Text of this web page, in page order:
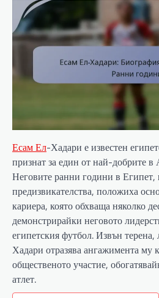
Есам Ел-Хадари е известен
признат за един от най-добрите в
Неговите ранни години в Египет,
предизвикателства, положиха
кариера, която обхваща няколко
демонстрирайки неговото
египетския футбол. Извън
Хадари отразява ангажимента му
общественото участие,
атлет.